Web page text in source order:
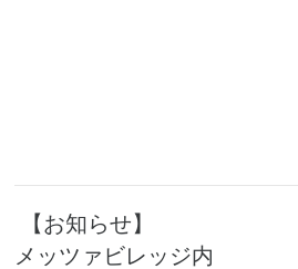
【お知らせ】
メッツァビレッジ内